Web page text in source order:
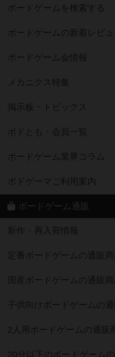
ボードゲームを検索する
ボードゲームの新着レビュ
ボードゲーム会情報
メカニクス特集
掲示板・トピックス
ボドとも・会員一覧
ボードゲーム業界コラム
ボドゲーマご利用案内
ボードゲーム通販
新作・再入荷情報
定番ボードゲームの通販商
国産ボードゲームの通販商
子供向けボードゲームの
2人用ボードゲームの通販
20分以下のボードゲーム